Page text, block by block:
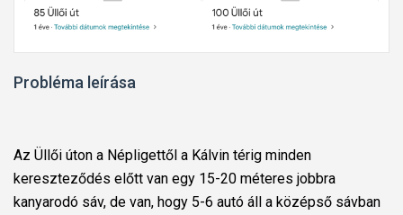
Probléma leírása
Az Üllői úton a Népligettől a Kálvin térig minden
kereszteződés előtt van egy 15-20 méteres jobbra
kanyarodó sáv, de van, hogy 5-6 autó áll a középső sávban